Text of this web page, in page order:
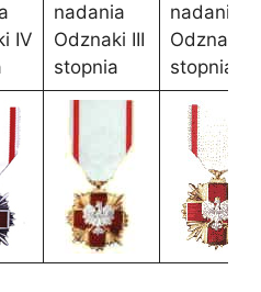
IV
nadania
Odznaki III
stopnia
nadania
Odznaki II
stopnia